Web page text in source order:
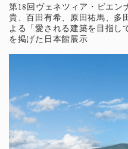
第18回ヴェネツィア・ビエン
貴、百田有希、原田祐⾺、多
よる「愛される建築を目指し
を掲げた日本館展示